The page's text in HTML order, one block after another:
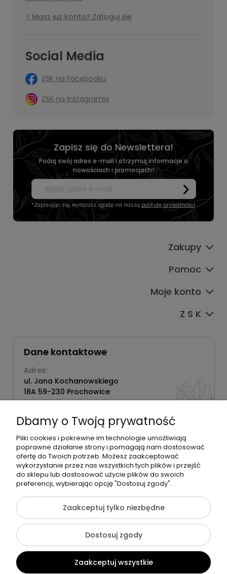
Masz już konto? Zaloguj się
Social Media
ZSK na Facebooku
ZSK na Instagramie
Zapisz się do Newslettera!
Podaj swój adres e-mail i otrzymuj informacje o
nowościach i promocjach!
*Zapisując się, wyrażasz zgodę na naszą politykę prywatności.
Zakupy
Pomoc
Moje konto
Z S K
Dane kontaktowe
Adres:
ul. Jana Kochanowskiego
18A 59-230 Prochowice
Numer NIP:
Telefon:
518358020
©2026 Wszelkie Prawa Zastrzeżone | Zrób Sobie Krem
Szablon Flex byEcommercy
Pokaż pełną wersję strony
Sklep internetowy Shoper Premium
Dbamy o Twoją prywatność
Pliki cookies i pokrewne im technologie umożliwiają
poprawne działanie strony i pomagają nam dostosować
ofertę do Twoich potrzeb. Możesz zaakceptować
wykorzystanie przez nas wszystkich tych plików i przejść
do sklepu lub dostosować użycie plików do swoich
preferencji, wybierając opcję "Dostosuj zgody".
Zaakceptuj tylko niezbędne
Dostosuj zgody
Zaakceptuj wszystkie